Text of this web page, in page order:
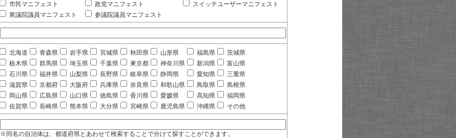
市民マニフェスト
政党マニフェスト
スイッチユーザーマニフェスト
衆議院議員マニフェスト
参議院議員マニフェスト
北海道 青森県 岩手県 宮城県 秋田県 山形県 福島県
茨城県
栃木県
群馬県 埼玉県 千葉県 東京都 神奈川県 新潟県
富山県
石川県
福井県 山梨県 長野県 岐阜県 静岡県 愛知県
三重県
滋賀県
京都府 大阪府 兵庫県 奈良県 和歌山県 鳥取県
島根県
岡山県
広島県 山口県 徳島県 香川県 愛媛県 高知県
福岡県
佐賀県
長崎県 熊本県 大分県 宮崎県 鹿児島県 沖縄県 その他
※同名の自治体は、都道府県とあわせて検索することで分けて探すことができます。